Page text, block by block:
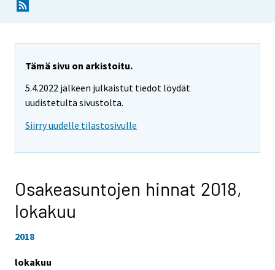
Tämä sivu on arkistoitu.
5.4.2022 jälkeen julkaistut tiedot löydät
uudistetulta sivustolta.
Siirry uudelle tilastosivulle
Osakeasuntojen hinnat 2018,
lokakuu
2018
lokakuu